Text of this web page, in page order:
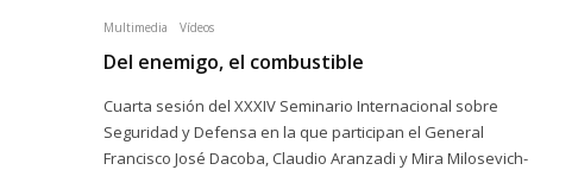
Multimedia Vídeos
Del enemigo, el combustible
Cuarta sesión del XXXIV Seminario Internacional sobre
Seguridad y Defensa en la que participan el General
Francisco José Dacoba, Claudio Aranzadi y Mira Milosevich-